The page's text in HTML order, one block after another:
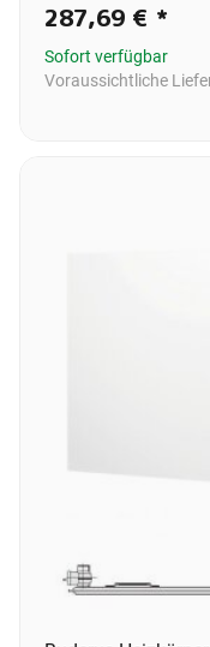
287,69 € *
Sofort verfügbar
Voraussichtliche